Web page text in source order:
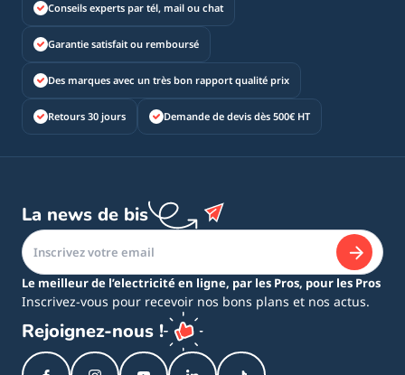
Conseils experts par tél, mail ou chat
Garantie satisfait ou remboursé
Des marques avec un très bon rapport qualité prix
Retours 30 jours Demande de devis dès 500€ HT
La news de bis
Le meilleur de l’electricité en ligne, par les Pros, pour les Pros
Inscrivez-vous pour recevoir nos bons plans et nos actus.
Rejoignez-nous !